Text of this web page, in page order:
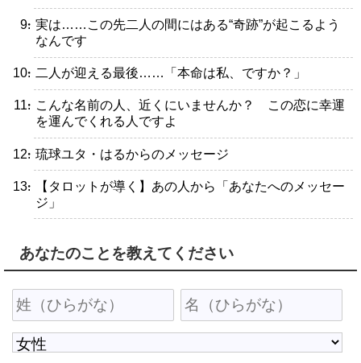
・実は……この先二人の間にはある“奇跡”が起こるよう
なんです
・二人が迎える最後……「本命は私、ですか？」
・こんな名前の人、近くにいませんか？ この恋に幸運
を運んでくれる人ですよ
・琉球ユタ・はるからのメッセージ
・【タロットが導く】あの人から「あなたへのメッセー
ジ」
あなたのことを教えてください